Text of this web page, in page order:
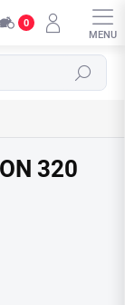
0
Hľadať
320